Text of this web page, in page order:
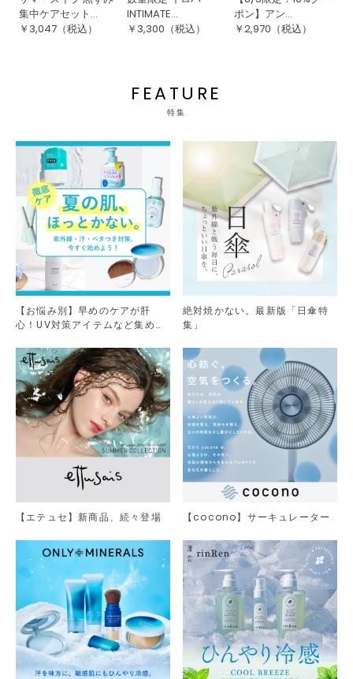
集中ケアセット...
￥ 3,047 （税込）
INTIMATE...
￥ 3,300 （税込）
ポン】アン...
￥2,970 （税込）
FEATURE
特集
【お悩み別】早めのケアが肝
心！UV対策アイテムなど集めま
絶対焼かない。最新版「日傘特
集」
【エテュセ】新商品、続々登場 【cocono】サーキュレーター